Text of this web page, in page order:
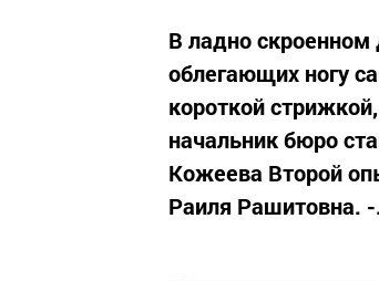
В ладно скроенном
облегающих ногу
короткой
начальник бюро
Кожеева Второй
Раиля Рашитовна.